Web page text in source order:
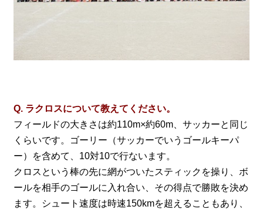
Q. ラクロスについて教えてください。
フィールドの大きさは約110m×約60m、サッカーと同じ
くらいです。ゴーリー（サッカーでいうゴールキーパ
ー）を含めて、10対10で行ないます。
クロスという棒の先に網がついたスティックを操り、ボ
ールを相手のゴールに入れ合い、その得点で勝敗を決め
ます。シュート速度は時速150kmを超えることもあり、